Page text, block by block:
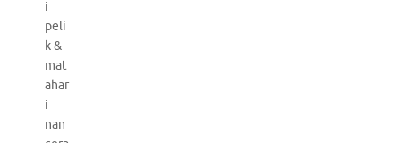
i
peli
k &
mat
ahar
i
nan